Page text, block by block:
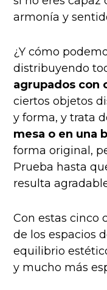
armonía y
¿Y cómo
distribuyendo
agrupados con
ciertos objetos
y forma, y trata
mesa o en una
forma original,
Prueba hasta
resulta
Con estas cinco
de los espacios
equilibrio
y mucho más